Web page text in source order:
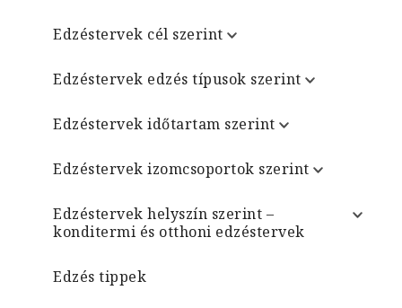
Edzéstervek cél szerint
Edzéstervek edzés típusok szerint
Edzéstervek időtartam szerint
Edzéstervek izomcsoportok szerint
Edzéstervek helyszín szerint –
konditermi és otthoni edzéstervek
Edzés tippek